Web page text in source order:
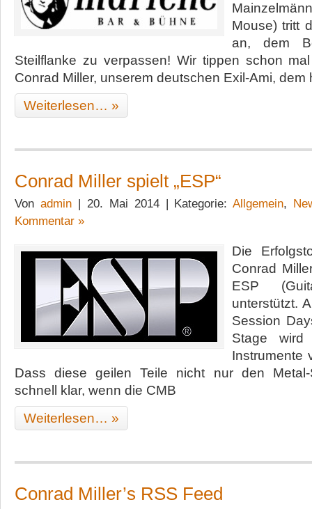
Mouse) tritt
an, dem
Steilflanke zu verpassen! Wir tippen schon
Conrad Miller, unserem deutschen Exil-Ami, dem
Weiterlesen… »
Conrad Miller spielt „ESP“
Von admin| 20. Mai 2014 | Kategorie:Allgemein,
Kommentar »
Die
Conrad
ESP
unterstützt.
Session
Stage
Instrumente
Dass diese geilen Teile nicht nur den Metal-
schnell klar, wenn die CMB
Weiterlesen… »
Conrad Miller’s RSS Feed